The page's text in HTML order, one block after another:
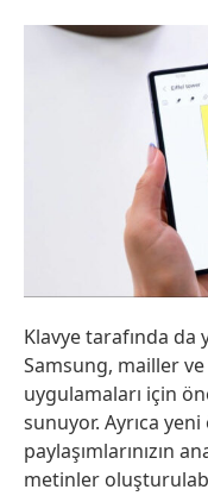
Klavye tarafında da
Samsung, mailler
uygulamaları için
sunuyor. Ayrıca
paylaşımlarınızın
metinler